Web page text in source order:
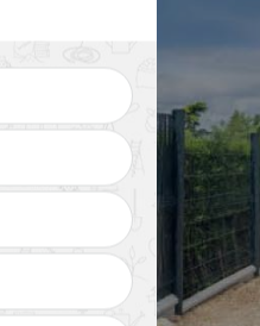
Pose de grillage 37